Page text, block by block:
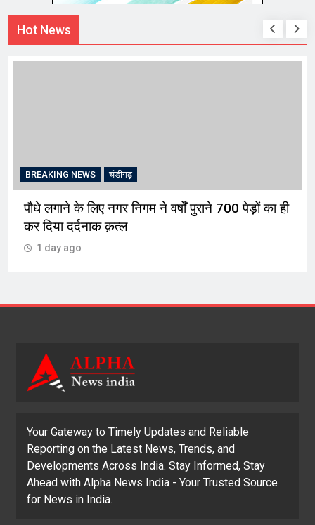
Hot News
BREAKING NEWS चंडीगढ़
पौधे लगाने के लिए नगर निगम ने वर्षों पुराने 700 पेड़ों का ही
कर दिया दर्दनाक क़त्ल
1 day ago
Your Gateway to Timely Updates and Reliable
Reporting on the Latest News, Trends, and
Developments Across India. Stay Informed, Stay
Ahead with Alpha News India - Your Trusted Source
for News in India.